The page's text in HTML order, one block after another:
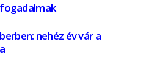
nehéz év vár a